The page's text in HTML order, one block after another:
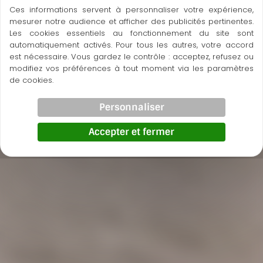
Ces informations servent à personnaliser votre expérience,
mesurer notre audience et afficher des publicités pertinentes.
Les cookies essentiels au fonctionnement du site sont
automatiquement activés. Pour tous les autres, votre accord
est nécessaire. Vous gardez le contrôle : acceptez, refusez ou
modifiez vos préférences à tout moment via les paramètres
de cookies.
Accepter et fermer
Personnaliser